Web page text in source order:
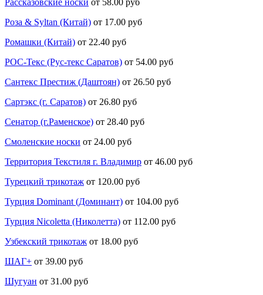
Роза & Syltan (Китай) от 17.00 руб
Ромашки (Китай) от 22.40 руб
РОС-Текс (Рус-текс Саратов) от 54.00 руб
Сантекс Престиж (Даштоян) от 26.50 руб
Сартэкс (г. Саратов) от 26.80 руб
Сенатор (г.Раменское) от 28.40 руб
Смоленские носки от 24.00 руб
Территория Текстиля г. Владимир от 46.00 руб
Турецкий трикотаж от 120.00 руб
Турция Dominant (Доминант) от 104.00 руб
Турция Nicoletta (Николетта) от 112.00 руб
Узбекский трикотаж от 18.00 руб
ШАГ+ от 39.00 руб
Шугуан от 31.00 руб